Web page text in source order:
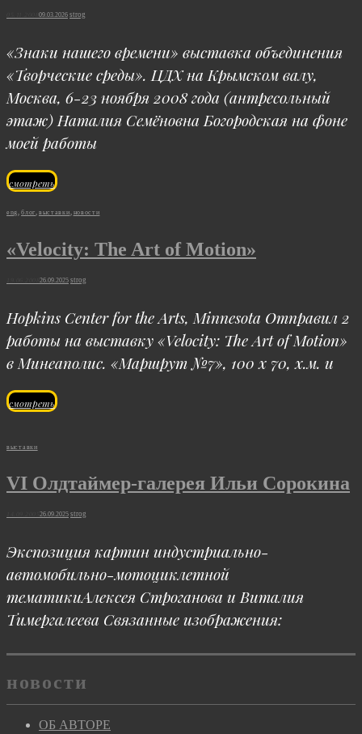
09.03.2026 strog
«Знаки нашего времени» выставка объединения
«Творческие среды». ЦДХ на Крымском валу,
Москва, 6-23 ноября 2008 года (антресольный
этаж) Наталия Семёновна Богородская на фоне
моей работы
смотретьЗнаки
Cat
eng ,блог выставки новости
«Velocity: The Art of Motion»
26.09.2025 strog
Hopkins Center for the Arts, Minnesota Отправил 2
работы на выставку «Velocity: The Art of Motion»
в Минеаполис. «Маршрут №7», 100 х 70, х.м. и
смотреть«Velocity:
Motion»
Cat
выставки
VI Олдтаймер-галерея Ильи Сорокина
26.09.2025 strog
Экспозиция картин индустриально-
автомобильно-мотоциклетной
тематикиАлексея Строганова и Виталия
Тимергалеева Связанные изображения:
новости
ОБ АВТОРЕ